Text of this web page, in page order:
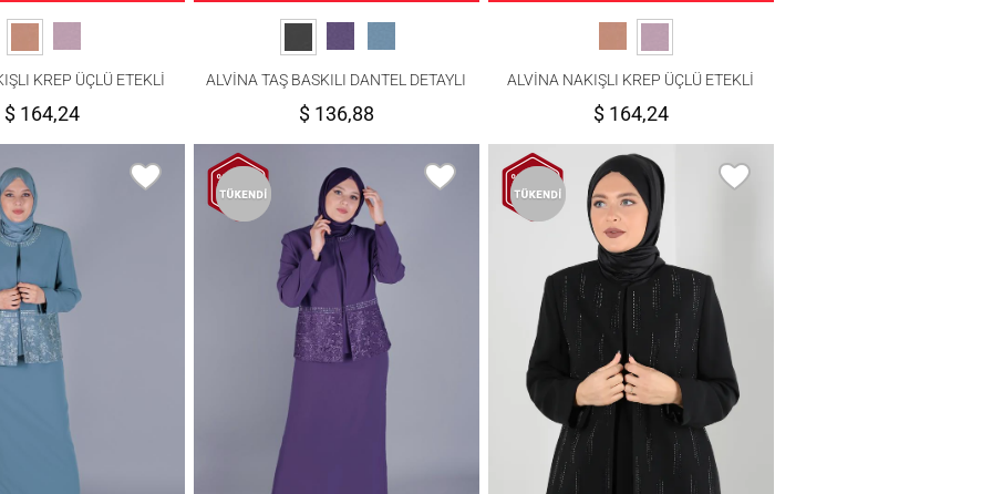
KREP ÜÇLÜ ETEKLİ
TAKIM 30032
$ 164,24
ALVİNA TAŞ BASKILI DANTEL DETAYLI
ÜÇLÜ ETEKLİ TAKIM 30056
$ 136,88
ALVİNA NAKIŞLI KREP ÜÇLÜ ETEKLİ
TAKIM 30032
$ 164,24